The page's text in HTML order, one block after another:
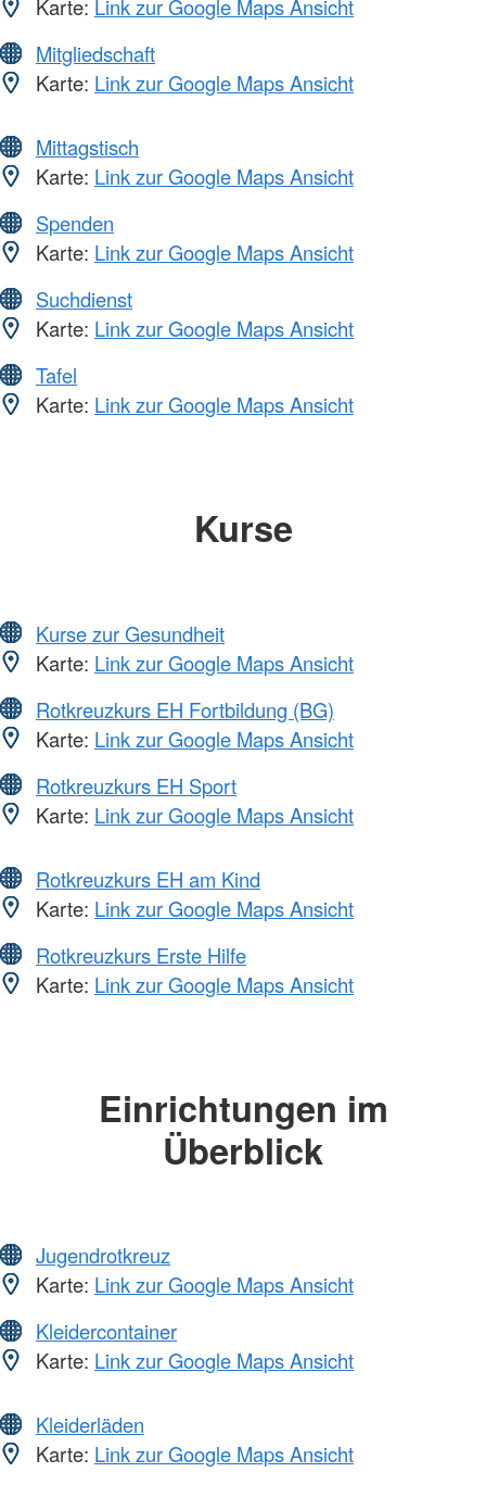
Karte: Link zur Google Maps Ansicht
Mitgliedschaft
Karte: Link zur Google Maps Ansicht
Mittagstisch
Karte: Link zur Google Maps Ansicht
Spenden
Karte: Link zur Google Maps Ansicht
Suchdienst
Karte: Link zur Google Maps Ansicht
Tafel
Karte: Link zur Google Maps Ansicht
Kurse
Kurse zur Gesundheit
Karte: Link zur Google Maps Ansicht
Rotkreuzkurs EH Fortbildung (BG)
Karte: Link zur Google Maps Ansicht
Rotkreuzkurs EH Sport
Karte: Link zur Google Maps Ansicht
Rotkreuzkurs EH am Kind
Karte: Link zur Google Maps Ansicht
Rotkreuzkurs Erste Hilfe
Karte: Link zur Google Maps Ansicht
Einrichtungen im
Überblick
Jugendrotkreuz
Karte: Link zur Google Maps Ansicht
Kleidercontainer
Karte: Link zur Google Maps Ansicht
Kleiderläden
Karte: Link zur Google Maps Ansicht